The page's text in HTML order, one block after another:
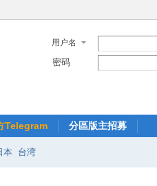
用户名
密码
Telegram
分區版主招募
本 台湾